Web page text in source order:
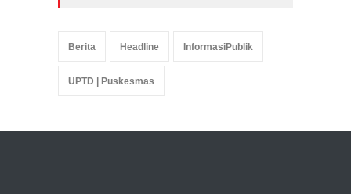
Berita Headline InformasiPublik
UPTD | Puskesmas